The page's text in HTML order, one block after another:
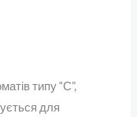
типу “С”,
для